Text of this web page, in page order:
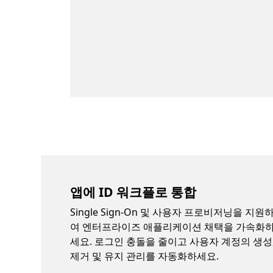
앱에 ID 워크플로 통합
Single Sign-On 및 사용자 프로비저닝을 지원
여 엔터프라이즈 애플리케이션 채택을 가속화
세요. 로그인 충돌을 줄이고 사용자 계정의 생
제거 및 유지 관리를 자동화하세요.